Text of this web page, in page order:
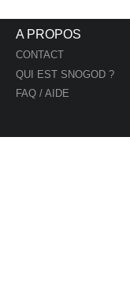
A PROPOS
CONTACT
QUI EST SNOGOD ?
FAQ / AIDE